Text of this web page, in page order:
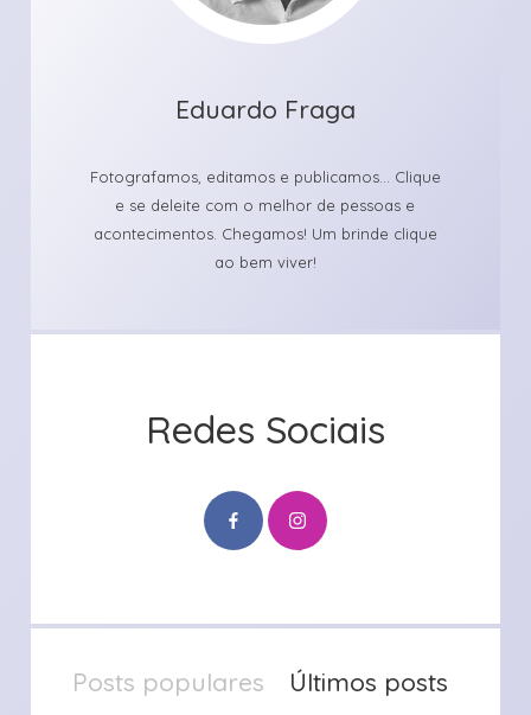
Eduardo Fraga
Fotografamos, editamos e publicamos... Clique
e se deleite com o melhor de pessoas e
acontecimentos. Chegamos! Um brinde clique
ao bem viver!
Redes Sociais
Posts populares Últimos posts